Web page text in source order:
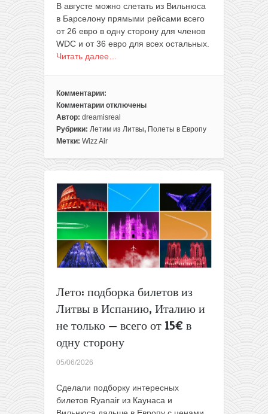
В августе можно слетать из Вильнюса
в Барселону прямыми рейсами всего
от 26 евро в одну сторону для членов
WDС и от 36 евро для всех остальных.
Читать далее…
Комментарии:
Комментарии
к
записи
Август:
в
Вильнюса
за
86€
обратно
отключены
Автор: dreamisreal
Рубрики: Летим из Литвы, Полеты в Европу
Метки: Wizz Air
Лето: подборка билетов из
Литвы в Испанию, Италию и
не только — всего от 15€ в
одну сторону
05/06/2026
Сделали подборку интересных
билетов Ryanair из Каунаса и